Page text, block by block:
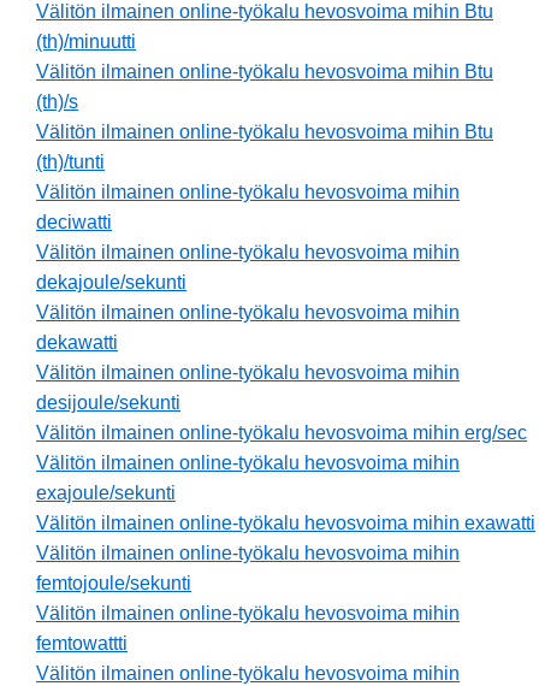
Välitön ilmainen online-työkalu hevosvoima mihin Btu
(th)/minuutti
Välitön ilmainen online-työkalu hevosvoima mihin Btu
(th)/s
Välitön ilmainen online-työkalu hevosvoima mihin Btu
(th)/tunti
Välitön ilmainen online-työkalu hevosvoima mihin
deciwatti
Välitön ilmainen online-työkalu hevosvoima mihin
dekajoule/sekunti
Välitön ilmainen online-työkalu hevosvoima mihin
dekawatti
Välitön ilmainen online-työkalu hevosvoima mihin
desijoule/sekunti
Välitön ilmainen online-työkalu hevosvoima mihin erg/sec
Välitön ilmainen online-työkalu hevosvoima mihin
exajoule/sekunti
Välitön ilmainen online-työkalu hevosvoima mihin exawatti
Välitön ilmainen online-työkalu hevosvoima mihin
femtojoule/sekunti
Välitön ilmainen online-työkalu hevosvoima mihin
femtowattti
Välitön ilmainen online-työkalu hevosvoima mihin